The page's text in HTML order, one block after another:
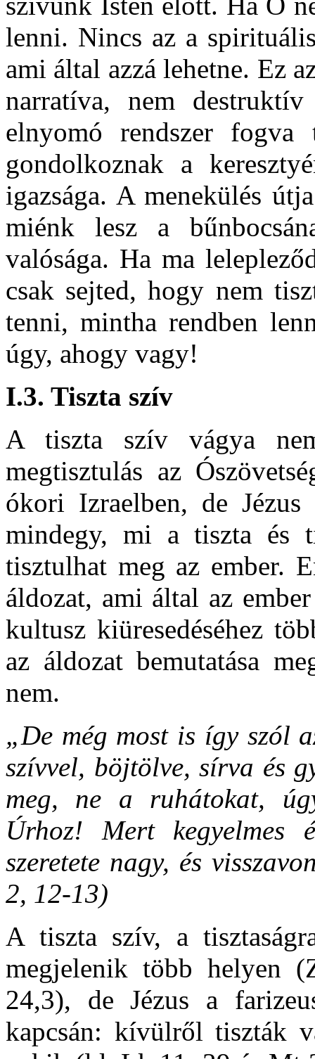
lenni. Nincs az a
ami által azzá lehetne. Ez
narratíva, nem
elnyomó rendszer fogva
gondolkoznak a
igazsága. A menekülés
miénk lesz a
valósága. Ha ma
csak sejted, hogy nem
tenni, mintha rendben
úgy, ahogy vagy!
I.3. Tiszta szív
A tiszta szív vágya
megtisztulás az
ókori Izraelben, de
mindegy, mi a tiszta és
tisztulhat meg az ember.
áldozat, ami által az
kultusz kiüresedéséhez
az áldozat bemutatása
nem.
„De még most is így szól
szívvel, böjtölve, sírva és
meg, ne a ruhátokat,
Úrhoz! Mert kegyelmes
szeretete nagy, és
2, 12-13)
A tiszta szív, a
megjelenik több helyen
24,3), de Jézus a
kapcsán: kívülről tiszták